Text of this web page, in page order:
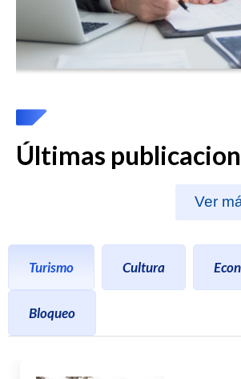
Últimas
Ver
Turismo Cultura
Bloqueo